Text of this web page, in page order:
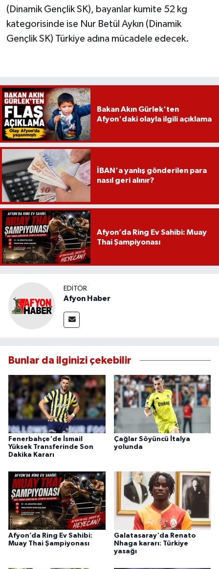
(Dinamik Gençlik SK), bayanlar kumite 52 kg
kategorisinde ise Nur Betül Aykın (Dinamik
Gençlik SK) Türkiye adına mücadele edecek.
Bakan Akın Gürlek'ten
Afyon'daki olayla ilgili açıklama
İBAN'a yanlış gönderilen para
nasıl geri alınır?
Afyon’da Ring Ev Sahibi: Muay
Thai Şampiyonası
EDITÖR
Afyon Haber
Bunlar da ilginizi çekebilir
Fenerbahçe'de İsmail
Yüksek Transferinde Son
Dakika Kararı
Çağlar Söyüncü İtalya
yolunda
Afyon’da Ring Ev Sahibi:
Muay Thai Şampiyonası
Galatasaray'da Renato
Nhaga kararı: Türkiye
yasağı